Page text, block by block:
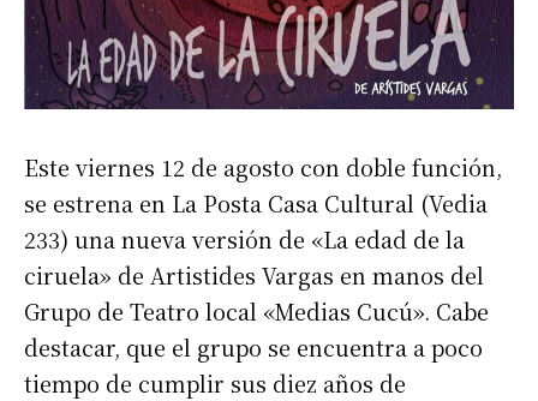
Este viernes 12 de agosto con doble función,
se estrena en La Posta Casa Cultural (Vedia
233) una nueva versión de «La edad de la
ciruela» de Artistides Vargas en manos del
Grupo de Teatro local «Medias Cucú». Cabe
destacar, que el grupo se encuentra a poco
tiempo de cumplir sus diez años de